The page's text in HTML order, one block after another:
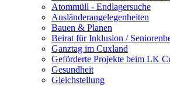
Atommüll - Endlagersuche
Ausländerangelegenheiten
Bauen & Planen
Beirat für Inklusion /
Ganztag im Cuxland
Geförderte Projekte beim LK
Gesundheit
Gleichstellung